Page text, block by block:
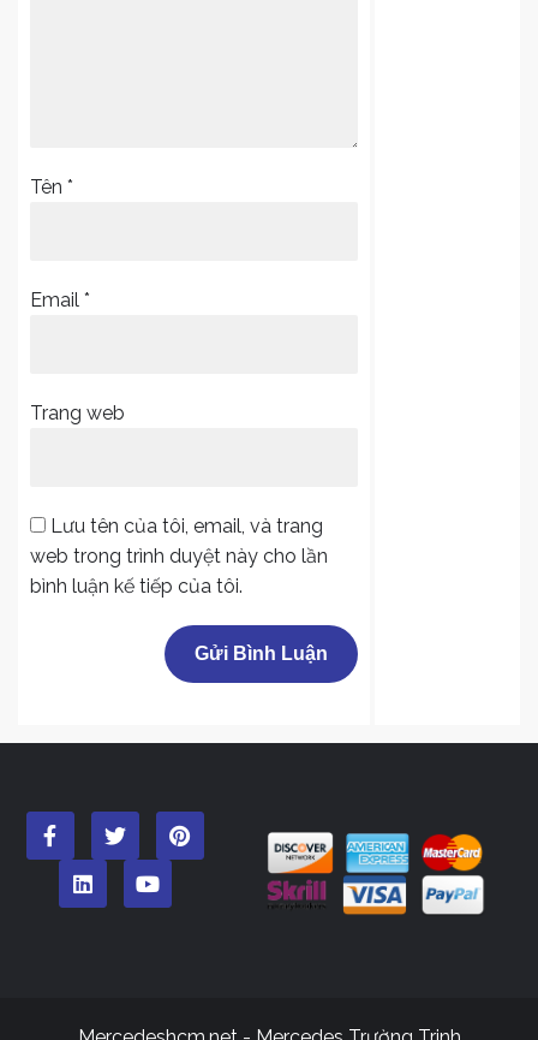
Tên *
Email *
Trang web
Lưu tên của tôi, email, và trang
web trong trình duyệt này cho lần
bình luận kế tiếp của tôi.